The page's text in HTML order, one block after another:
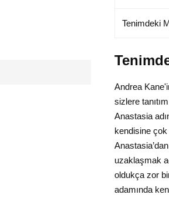
Tenimdeki
Andrea
sizlere
Anastasia
kendisine çok
uzaklaşmak
oldukça zor
adamında